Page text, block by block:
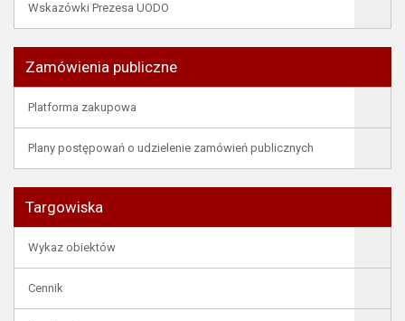
Wskazówki Prezesa UODO
Zamówienia publiczne
Platforma zakupowa
Plany postępowań o udzielenie zamówień publicznych
Targowiska
Wykaz obiektów
Cennik